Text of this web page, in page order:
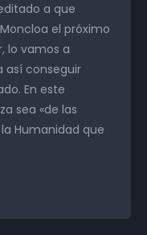
a que
el próximo
lo vamos a
así conseguir
En este
sea «de las
Humanidad que